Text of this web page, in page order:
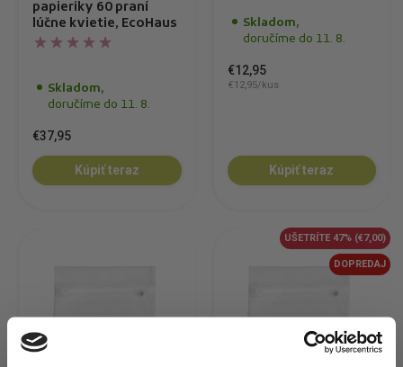
papieriky 60 praní
lúčne kvietie, EcoHaus
Skladom,
doručíme do 11. 8.
€37,95
Kúpiť teraz
Skladom,
doručíme do 11. 8.
€12,95
€12,95/kus
Kúpiť teraz
UŠETRÍTE 47% (€7,00)
DOPREDAJ